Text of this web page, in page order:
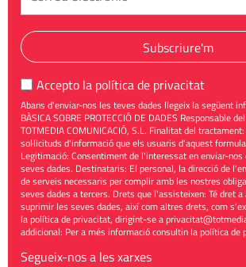
Subscriure'm
Accepto la política de privacitat
Abans d'enviar-nos les teves dades llegeix la següent
BÀSICA SOBRE PROTECCIÓ DE DADES Responsable
TOTMEDIA COMUNICACIÓ, S.L. Finalitat del
sol·licituds d'informació que els usuaris d'aquest
Legitimació: Consentiment de l'interessat en enviar-
seves dades. Destinataris: El personal, la direcció de
de serveis necessaris per complir amb les nostres
seves dades a tercers. Drets que l'assisteixen: Té dret
suprimir les seves dades, així com altres drets, com
la política de privacitat, dirigint-se a
addicional: Per a més informació consultin lapolítica de
Segueix-nos a les xarxes